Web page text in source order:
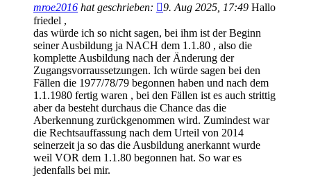
mroe2016 hat geschrieben: 9. Aug 2025, 17:49 Hallo
friedel ,
das würde ich so nicht sagen, bei ihm ist der Beginn
seiner Ausbildung ja NACH dem 1.1.80 , also die
komplette Ausbildung nach der Änderung der
Zugangsvorraussetzungen. Ich würde sagen bei den
Fällen die 1977/78/79 begonnen haben und nach dem
1.1.1980 fertig waren , bei den Fällen ist es auch strittig
aber da besteht durchaus die Chance das die
Aberkennung zurückgenommen wird. Zumindest war
die Rechtsauffassung nach dem Urteil von 2014
seinerzeit ja so das die Ausbildung anerkannt wurde
weil VOR dem 1.1.80 begonnen hat. So war es
jedenfalls bei mir.